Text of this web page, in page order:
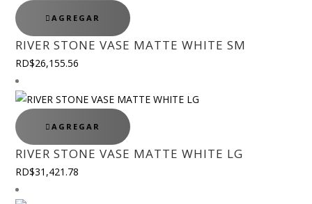
AGREGAR
RIVER STONE VASE MATTE WHITE SM
RD$26,155.56
AGREGAR
RIVER STONE VASE MATTE WHITE LG
RD$31,421.78